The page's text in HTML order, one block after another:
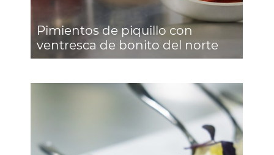
Pimientos de piquillo con
ventresca de bonito del norte